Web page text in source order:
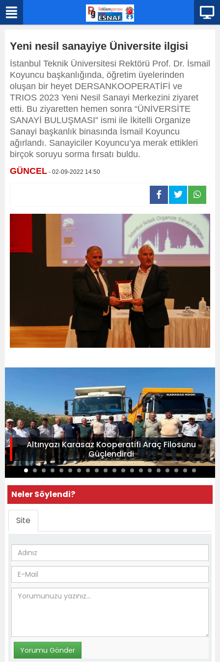
Yeni nesil sanayiye Üniversite ilgisi
İstanbul Teknik Üniversitesi Rektörü Prof. Dr. İsmail
Koyuncu başkanlığında, öğretim üyelerinden
oluşan bir heyet DERSANKOOPERATİFİ ve
TRIOS 2023 Yeni Nesil Sanayi Merkezini ziyaret
etti. Bu ziyaretten hemen sonra “ÜNİVERSİTE
SANAYİ BULUŞMASI” ismi ile İkitelli Organize
Sanayi başkanlık binasında İsmail Koyuncu
ağırlandı. Sanayiciler Koyuncu’ya merak ettikleri
birçok soruyu sorma fırsatı buldu.
GÜNCEL - 02-09-2022 14:50
Altınyazı Karasaz Kooperatifi Araç Filosunu
Güçlendirdi
Neler Söylendi?
Site